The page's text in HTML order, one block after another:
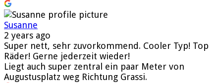
Susanne
2 years ago
Super nett, sehr zuvorkommend. Cooler Typ! Top
Räder! Gerne jederzeit wieder!
Liegt auch super zentral ein paar Meter von
Augustusplatz weg Richtung Grassi.